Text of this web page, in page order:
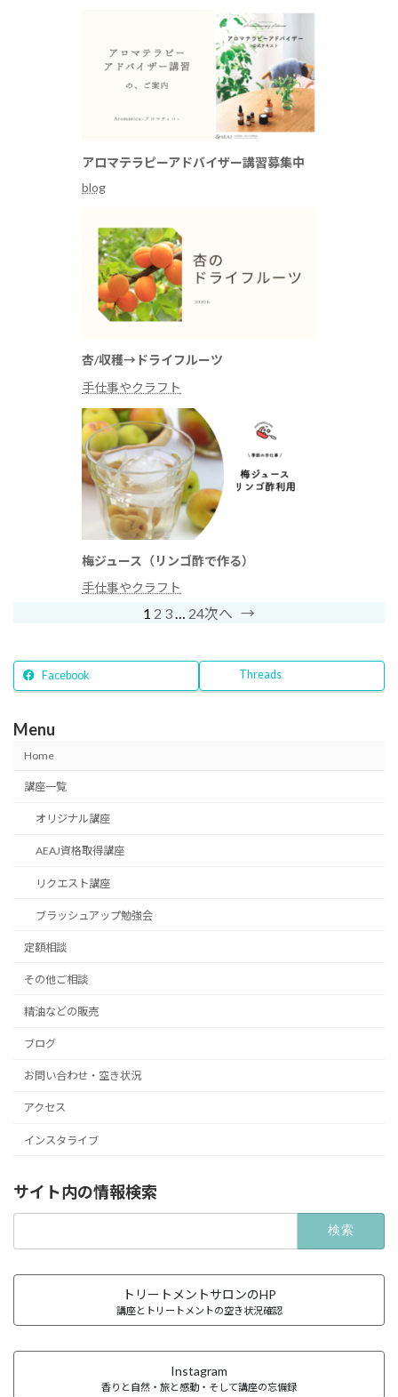
アロマテラピーアドバイザー講習募集中
blog
杏/収穫→ドライフルーツ
手仕事やクラフト
梅ジュース（リンゴ酢で作る）
手仕事やクラフト
1 2 3… 24次へ →
Facebook Threads
Menu
Home
講座一覧
オリジナル講座
AEAJ資格取得講座
リクエスト講座
ブラッシュアップ勉強会
定額相談
その他ご相談
精油などの販売
ブログ
お問い合わせ・空き状況
アクセス
インスタライブ
サイト内の情報検索
トリートメントサロンのHP
講座とトリートメントの空き状況確認
Instagram
香りと自然・旅と感動・そして講座の忘備録